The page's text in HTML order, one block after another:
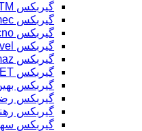
گیربکس STM
گیربکس Tramec
گیربکس Transtecno
گیربکس Varvel
گیربکس Yilmaz
گیربکس ZET
گیربکس
گیربکس
گیربکس
گیربکس